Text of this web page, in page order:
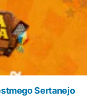
Sertanejo